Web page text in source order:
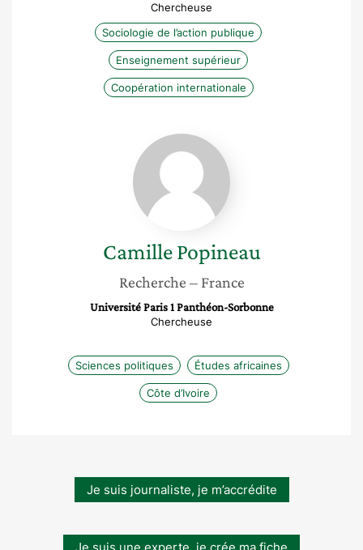
Chercheuse
Sociologie de l’action publique
Enseignement supérieur
Coopération internationale
Camille
Popineau
Camille Popineau
Recherche – France
Université Paris 1 Panthéon-Sorbonne
Chercheuse
Sciences politiques Études africaines
Côte d’Ivoire
Je suis journaliste, je m’accrédite